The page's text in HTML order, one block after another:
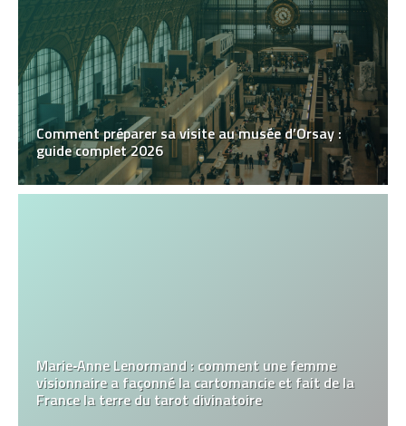
Comment préparer sa visite au musée d’Orsay :
guide complet 2026
Marie‑Anne Lenormand : comment une femme
visionnaire a façonné la cartomancie et fait de la
France la terre du tarot divinatoire